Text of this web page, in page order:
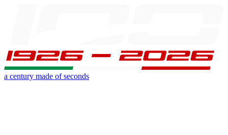
a century made of seconds